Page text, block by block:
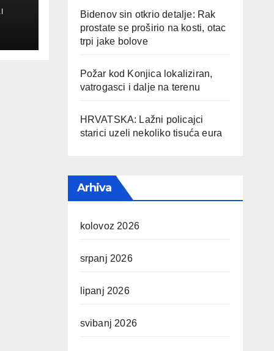
Bidenov sin otkrio detalje: Rak
prostate se proširio na kosti, otac
trpi jake bolove
Požar kod Konjica lokaliziran,
vatrogasci i dalje na terenu
HRVATSKA: Lažni policajci
starici uzeli nekoliko tisuća eura
Arhiva
kolovoz 2026
srpanj 2026
lipanj 2026
svibanj 2026